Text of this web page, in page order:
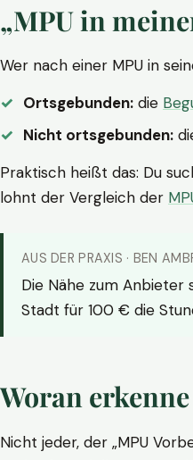
„MPU in
Wer nach einer MPU in
Ortsgebunden: die
Nicht ortsgebunden:
Praktisch heißt das: Du
lohnt der Vergleich der
AUS DER PRAXIS · BEN
Die Nähe zum
Stadt für 100 € die
Woran
Nicht jeder, der „MPU